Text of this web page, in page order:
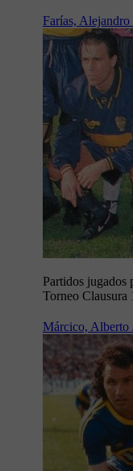
Farías, Alejandro
Partidos jugados
Torneo Clausura
Márcico, Alberto